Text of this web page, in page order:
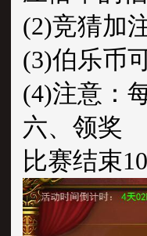
(2)竞猜加
(3)伯乐币
(4)注意：
六、领奖
比赛结束